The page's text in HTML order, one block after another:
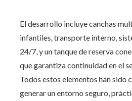
El desarrollo incluye canchas
infantiles, transporte interno,
24/7, y un tanque de reserva
que garantiza continuidad en el
Todos estos elementos han sido
generar un entorno seguro,